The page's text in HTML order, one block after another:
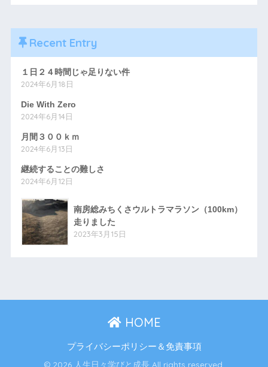
Recent Entry
１日２４時間じゃ足りない件
2024年6月18日
Die With Zero
2024年6月14日
月間３００ｋｍ
2024年6月13日
継続することの難しさ
2024年6月12日
南房総みちくさウルトラマラソン（100km）
走りました
2023年3月15日
HOME
プライバシーポリシー＆免責事項
© 2026 人生日々学びと成長 All rights reserved.